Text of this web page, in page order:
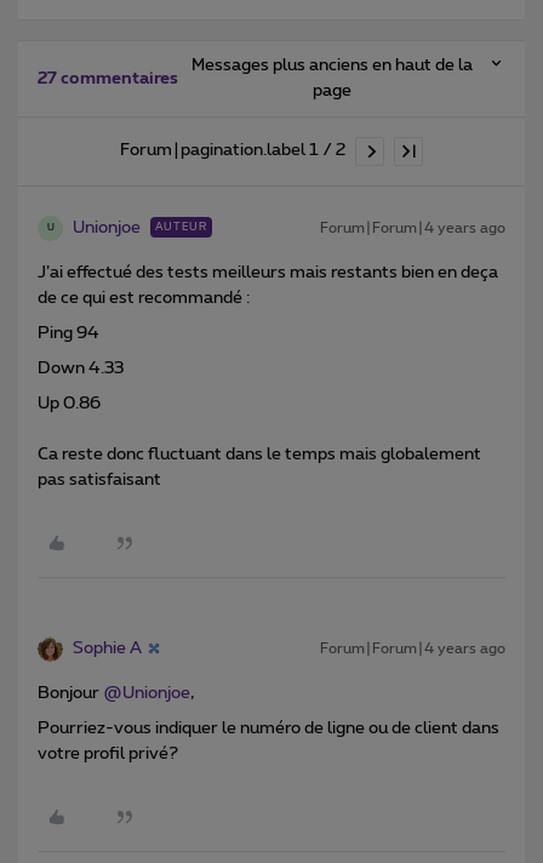
27 commentaires
Messages plus anciens en haut de la
page
Forum|pagination.label 1 / 2
U Unionjoe AUTEUR Forum|Forum|4 years ago
J’ai effectué des tests meilleurs mais restants bien en deça
de ce qui est recommandé :
Ping 94
Down 4.33
Up 0.86
Ca reste donc fluctuant dans le temps mais globalement
pas satisfaisant
Sophie A Forum|Forum|4 years ago
Bonjour @Unionjoe,
Pourriez-vous indiquer le numéro de ligne ou de client dans
votre profil privé?